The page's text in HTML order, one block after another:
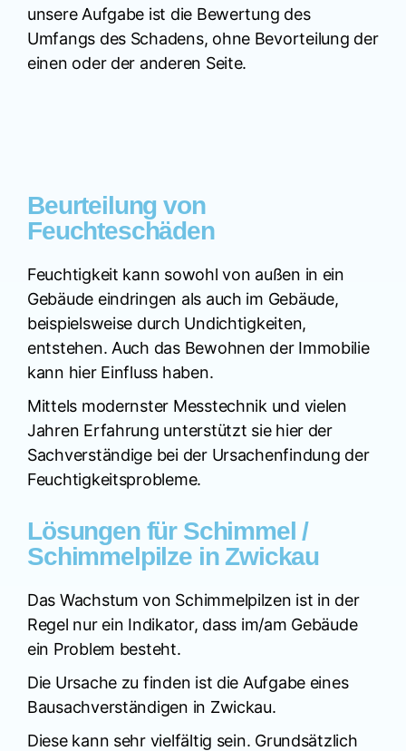
unsere Aufgabe ist die Bewertung des
Umfangs des Schadens, ohne Bevorteilung der
einen oder der anderen Seite.
Beurteilung von
Feuchteschäden
Feuchtigkeit kann sowohl von außen in ein
Gebäude eindringen als auch im Gebäude,
beispielsweise durch Undichtigkeiten,
entstehen. Auch das Bewohnen der Immobilie
kann hier Einfluss haben.
Mittels modernster Messtechnik und vielen
Jahren Erfahrung unterstützt sie hier der
Sachverständige bei der Ursachenfindung der
Feuchtigkeitsprobleme.
Lösungen für Schimmel /
Schimmelpilze in Zwickau
Das Wachstum von Schimmelpilzen ist in der
Regel nur ein Indikator, dass im/am Gebäude
ein Problem besteht.
Die Ursache zu finden ist die Aufgabe eines
Bausachverständigen in Zwickau.
Diese kann sehr vielfältig sein. Grundsätzlich